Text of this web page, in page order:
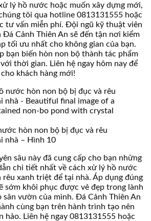
lý hồ nước hoặc muốn xây dựng mới,
tôi qua hotline 0813131555 hoặc
tư vấn miễn phí. Đội ngũ kỹ thuật viên
Đá Cảnh Thiên An sẽ đến tận nơi kiểm
tối ưu nhất cho không gian của bạn.
bạn biến hòn non bộ thành tác phẩm
thời gian. Liên hệ ngay hôm nay để
khách hàng mới!
hòn non bộ bị đục và rêu
nhà – Hình 10
sâu này đã cung cấp cho bạn những
chi tiết nhất về cách xử lý hồ nước
rêu xanh triệt để tại nhà. Áp dụng đúng
sớm khôi phục được vẻ đẹp trong lành
vườn của mình. Đá Cảnh Thiên An
cùng bạn trên hành trình tạo nên
hảo. Liên hệ ngay 0813131555 hoặc